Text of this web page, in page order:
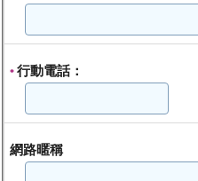
*行動電話：
網路暱稱